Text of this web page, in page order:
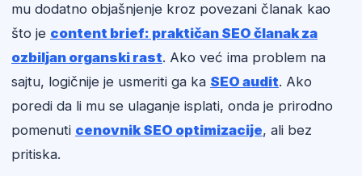
mu dodatno objašnjenje kroz povezani članak kao
što je content brief: praktičan SEO članak za
ozbiljan organski rast. Ako već ima problem na
sajtu, logičnije je usmeriti ga ka SEO audit. Ako
poredi da li mu se ulaganje isplati, onda je prirodno
pomenuti cenovnik SEO optimizacije, ali bez
pritiska.